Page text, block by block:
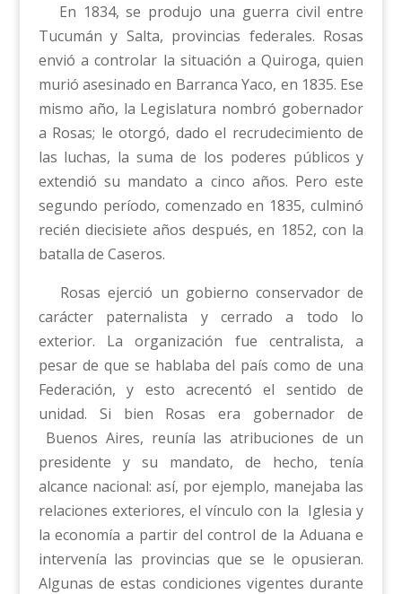
En 1834, se produjo una guerra civil entre
Tucumán y Salta, provincias federales. Rosas
envió a controlar la situación a Quiroga, quien
murió asesinado en Barranca Yaco, en 1835. Ese
mismo año, la Legislatura nombró gobernador
a Rosas; le otorgó, dado el recrudecimiento de
las luchas, la suma de los poderes públicos y
extendió su mandato a cinco años. Pero este
segundo período, comenzado en 1835, culminó
recién diecisiete años después, en 1852, con la
batalla de Caseros.
Rosas ejerció un gobierno conservador de
carácter paternalista y cerrado a todo lo
exterior. La organización fue centralista, a
pesar de que se hablaba del país como de una
Federación, y esto acrecentó el sentido de
unidad. Si bien Rosas era gobernador de
Buenos Aires, reunía las atribuciones de un
presidente y su mandato, de hecho, tenía
alcance nacional: así, por ejemplo, manejaba las
relaciones exteriores, el vínculo con la Iglesia y
la economía a partir del control de la Aduana e
intervenía las provincias que se le opusieran.
Algunas de estas condiciones vigentes durante